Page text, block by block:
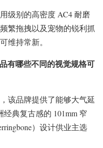
级别的高密度 AC4 耐磨
繁拖拽以及宠物的锐利抓
维持常新。
有哪些不同的视觉规格可
该品牌提供了能够大气延
典复古感的 101mm 窄
）设计供业主选